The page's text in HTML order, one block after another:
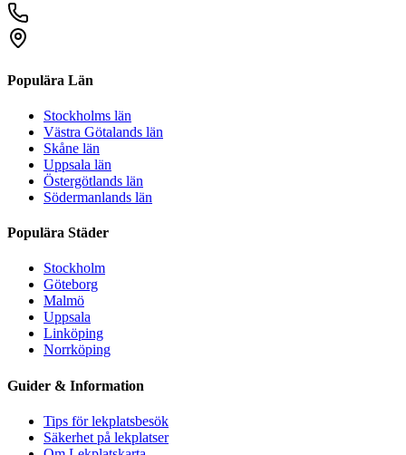
Populära Län
Stockholms län
Västra Götalands län
Skåne län
Uppsala län
Östergötlands län
Södermanlands län
Populära Städer
Stockholm
Göteborg
Malmö
Uppsala
Linköping
Norrköping
Guider & Information
Tips för lekplatsbesök
Säkerhet på lekplatser